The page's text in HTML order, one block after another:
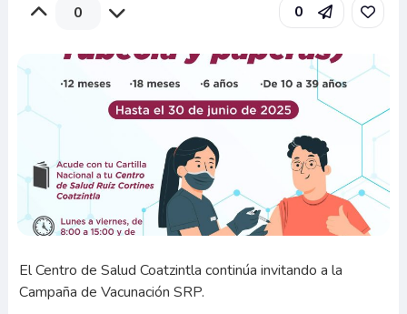
0 0
El Centro de Salud Coatzintla continúa invitando a la
Campaña de Vacunación SRP.